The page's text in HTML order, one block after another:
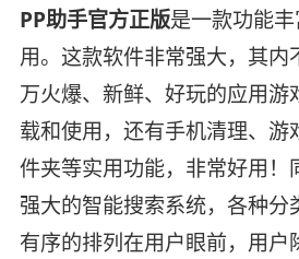
PP助手官方正版是一款功能
用。这款软件非常强大，其内
万火爆、新鲜、好玩的应用游
载和使用，还有手机清理、游
件夹等实用功能，非常好用！
强大的智能搜索系统，各种分
有序的排列在用户眼前，用户